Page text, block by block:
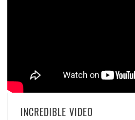
INCREDIBLE VIDEO